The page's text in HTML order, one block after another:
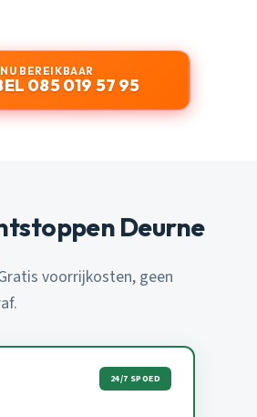
NU BEREIKBAAR
085 019 57 95
Deurne
voorrijkosten, geen
24/7 SPOED